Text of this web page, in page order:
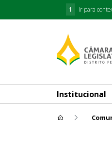
1 Ir para
Institucional